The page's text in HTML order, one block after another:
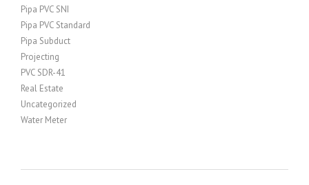
Pipa PVC SNI
Pipa PVC Standard
Pipa Subduct
Projecting
PVC SDR-41
Real Estate
Uncategorized
Water Meter